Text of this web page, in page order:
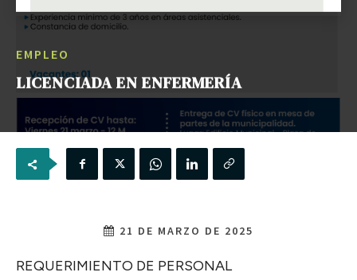
EMPLEO
LICENCIADA EN ENFERMERÍA
21 DE MARZO DE 2025
REQUERIMIENTO DE PERSONAL